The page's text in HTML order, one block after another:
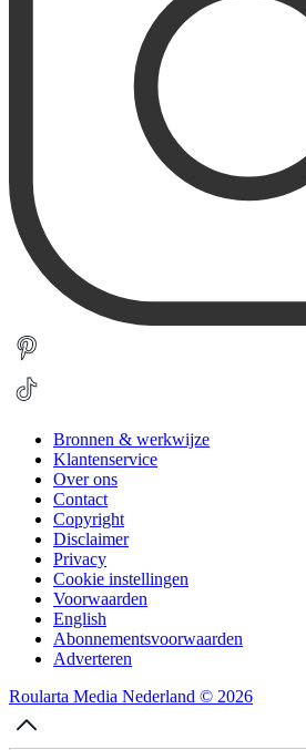
Bronnen & werkwijze
Klantenservice
Over ons
Contact
Copyright
Disclaimer
Privacy
Cookie instellingen
Voorwaarden
English
Abonnementsvoorwaarden
Adverteren
Roularta Media Nederland © 2026